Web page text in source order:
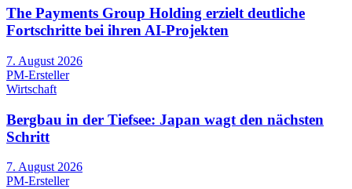
The Payments Group Holding erzielt deutliche
Fortschritte bei ihren AI-Projekten
7. August 2026
PM-Ersteller
Wirtschaft
Bergbau in der Tiefsee: Japan wagt den nächsten
Schritt
7. August 2026
PM-Ersteller